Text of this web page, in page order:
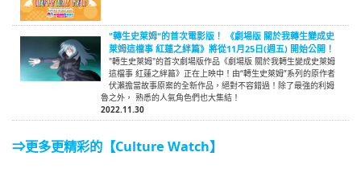
"轉生史萊姆"的首次電影版！ 《劇場版 關於我轉生變成史
萊姆這檔事 紅蓮之絆篇》將從11月25日(週五) 開始公開！
"轉生史萊姆"的首次劇場版作品《劇場版 關於我轉生變成史萊姆
這檔事 紅蓮之絆篇》正在上映中！由“轉生史萊姆”系列的原作者
伏瀨擔當故事原案的全新作品，絕對不容錯過！除了最強的利姆
魯之外， 熟悉的人氣角色們也大集結！
2022.11.30
⇒更多更精彩的【Culture Watch】